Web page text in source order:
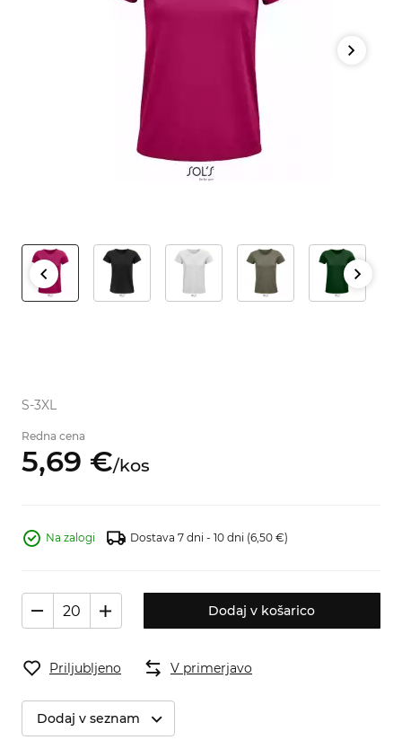
S-3XL
Redna cena
5,69 €/kos
Na zalogi Dostava 7 dni - 10 dni (6,50 €)
Dodaj v košarico
Priljubljeno V primerjavo
Dodaj v seznam